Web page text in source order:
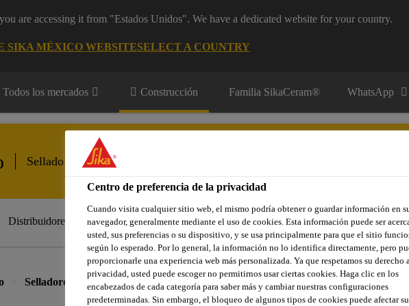
are accessing it from "Estados Unidos". We have a dedicated website for your country.
SIKA MÉXICO WEBSITESELECT A COUNTRY
Todos los mercados Construcción Familia SikaCeram® WhatsApp
Sellado
Distribuidores y Aplicadores Contacto
Selladores para cuartos fríos o refrigerados Sika® Rod
Centro de preferencia de la privacidad
Cuando visita cualquier sitio web, el mismo podría obtener o guardar información en
navegador, generalmente mediante el uso de cookies. Esta información puede ser
usted, sus preferencias o su dispositivo, y se usa principalmente para que el sitio
según lo esperado. Por lo general, la información no lo identifica directamente, pero
proporcionarle una experiencia web más personalizada. Ya que respetamos su derecho
privacidad, usted puede escoger no permitirnos usar ciertas cookies. Haga clic en los
encabezados de cada categoría para saber más y cambiar nuestras configuraciones
predeterminadas. Sin embargo, el bloqueo de algunos tipos de cookies puede afectar su